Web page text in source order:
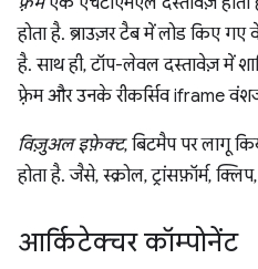
होता है. ब्राउज़र टैब में लोड किए
है. साथ ही, टॉप-लेवल दस्तावेज़ में
फ़्रेम और उनके रीकर्सिव iframe
विज़ुअल इफ़ेक्ट, बिटमैप पर लागू
होता है. जैसे, स्क्रोल, ट्रांसफ़ॉर्म,
आर्किटेक्चर कॉम्पोनेंट